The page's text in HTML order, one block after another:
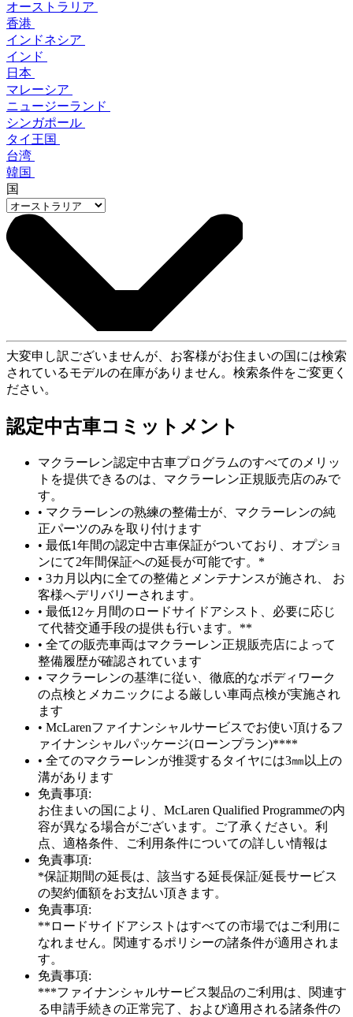
オーストラリア
香港
インドネシア
インド
日本
マレーシア
ニュージーランド
シンガポール
タイ王国
台湾
韓国
国
大変申し訳ございませんが、お客様がお住まいの国には検索
されているモデルの在庫がありません。検索条件をご変更く
ださい。
認定中古車コミットメント
マクラーレン認定中古車プログラムのすべてのメリッ
トを提供できるのは、マクラーレン正規販売店のみで
す。
• マクラーレンの熟練の整備士が、マクラーレンの純
正パーツのみを取り付けます
• 最低1年間の認定中古車保証がついており、オプショ
ンにて2年間保証への延長が可能です。*
• 3カ月以内に全ての整備とメンテナンスが施され、 お
客様へデリバリーされます。
• 最低12ヶ月間のロードサイドアシスト、必要に応じ
て代替交通手段の提供も行います。**
• 全ての販売車両はマクラーレン正規販売店によって
整備履歴が確認されています
• マクラーレンの基準に従い、徹底的なボディワーク
の点検とメカニックによる厳しい車両点検が実施され
ます
• McLarenファイナンシャルサービスでお使い頂けるフ
ァイナンシャルパッケージ(ローンプラン)****
• 全てのマクラーレンが推奨するタイヤには3㎜以上の
溝があります
免責事項:
お住まいの国により、McLaren Qualified Programmeの内
容が異なる場合がございます。ご了承ください。利
点、適格条件、ご利用条件についての詳しい情報は
免責事項:
*保証期間の延長は、該当する延長保証/延長サービス
の契約価額をお支払い頂きます。
免責事項:
**ロードサイドアシストはすべての市場ではご利用に
なれません。関連するポリシーの諸条件が適用されま
す。
免責事項:
***ファイナンシャルサービス製品のご利用は、関連す
る申請手続きの正常完了、および適用される諸条件の